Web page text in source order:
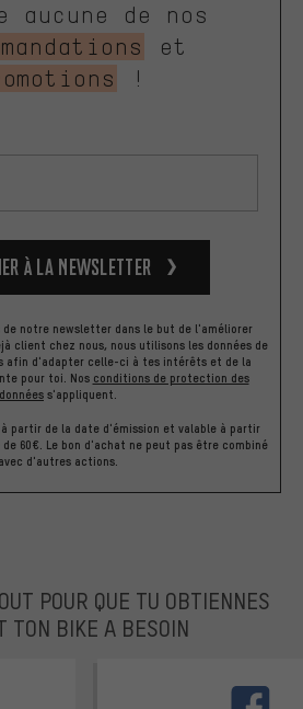
aucune de nos
et
!
à la newsletter
de notre newsletter dans le but de l'améliorer
client chez nous, nous utilisons les données de
afin d'adapter celle-ci à tes intérêts et de la
pour toi. Nos conditions de protection des
données s'appliquent.
partir de la date d'émission et valable à partir
60€. Le bon d'achat ne peut pas être combiné
avec d'autres actions.
POUR QUE TU OBTIENNES
TON BIKE A BESOIN